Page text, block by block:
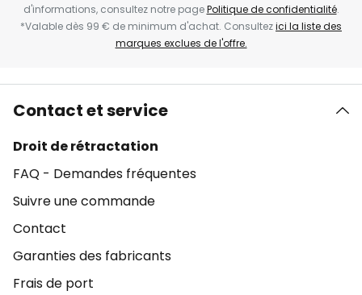
d'informations, consultez notre pagePolitique de confidentialité.
*Valable dès 99 € de minimum d'achat. Consultezici la liste des
marques exclues de l'offre.
Contact et service
Droit de rétractation
FAQ - Demandes fréquentes
Suivre une commande
Contact
Garanties des fabricants
Frais de port